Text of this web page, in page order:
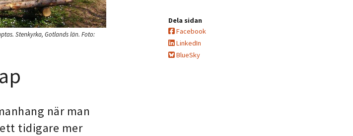
Stenkyrka, Gotlands län. Foto:
när man
tidigare mer
Dela sidan
Facebook
LinkedIn
BlueSky